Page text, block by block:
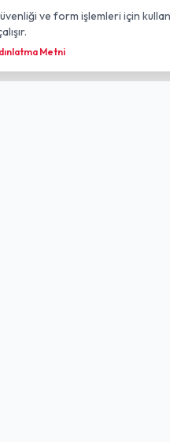
ve form işlemleri için
Metni